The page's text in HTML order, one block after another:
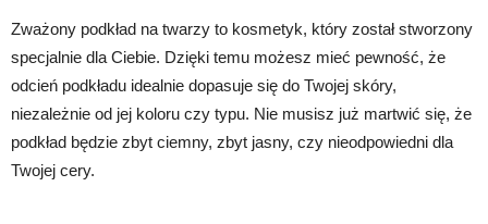
Zważony podkład na twarzy to kosmetyk, który został stworzony
specjalnie dla Ciebie. Dzięki temu możesz mieć pewność, że
odcień podkładu idealnie dopasuje się do Twojej skóry,
niezależnie od jej koloru czy typu. Nie musisz już martwić się, że
podkład będzie zbyt ciemny, zbyt jasny, czy nieodpowiedni dla
Twojej cery.